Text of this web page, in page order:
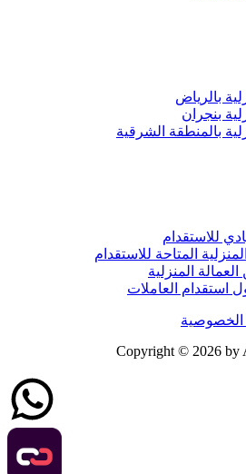
بالرياض
بنجران
بالمنطقة الشرقية
للاستقدام
المتاحة للاستقدام
المنزلية
استقدام العاملات
الخصوصية
Copyright © 2026 by